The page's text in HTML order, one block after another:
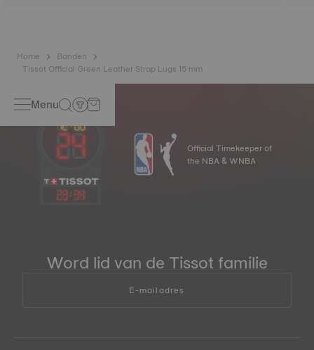
Home
Banden
Tissot Official Green Leather Strap Lugs 15 mm
Menu
23: 34
Official Timekeeper of
the NBA & WNBA
Word lid van de Tissot familie
E-mailadres